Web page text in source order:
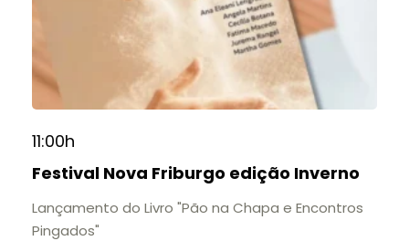
11:00h
Festival Nova Friburgo edição Inverno
Lançamento do Livro "Pão na Chapa e Encontros
Pingados"